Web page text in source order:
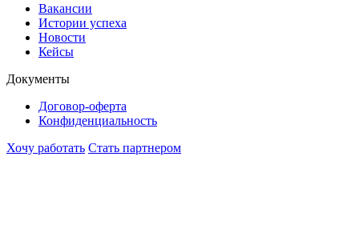
Вакансии
Истории успеха
Новости
Кейсы
Документы
Договор-оферта
Конфиденциальность
Хочу работать Стать партнером